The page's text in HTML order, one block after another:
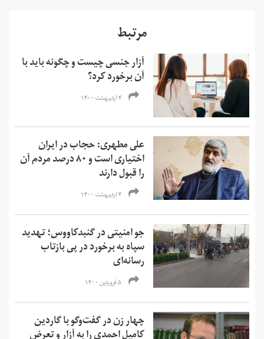
مرتبط
آزار جنسی چیست و چگونه باید با
آن برخورد کرد؟
۴ اردیبهشت ۱۴۰۰
علی مطهری: حجاب در ایران
اختیاری است و ۸۰ درصد مردم آن
را قبول دارند
۴ اردیبهشت ۱۴۰۰
جو امنیتی در گنبدکاووس؛ تهدید
سپاه به برخورد در پی بازتاب
رسانه‌‌ای
۵ فروردین ۱۴۰۰
چهار زن در گفت‌وگو با گاردین